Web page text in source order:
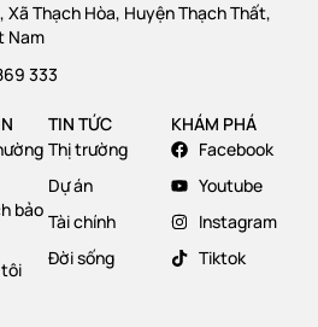
Xã Thạch Hòa, Huyện Thạch Thất,
Nam
333
bảo
TIN TỨC
Thị trường
Dự án
Tài chính
Đời sống
KHÁM PHÁ
Facebook
Youtube
Instagram
Tiktok